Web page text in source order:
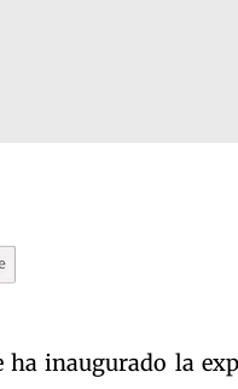
ha inaugurado la